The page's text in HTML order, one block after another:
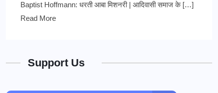
Baptist Hoffmann: धरती आबा मिशनरी | आदिवासी समाज के […]
Read More
Support Us